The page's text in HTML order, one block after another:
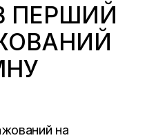
ПЕРШИЙ
на